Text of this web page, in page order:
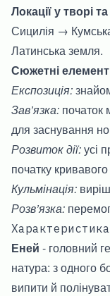
Локації у творі
Сицилія →
Латинська земля.
Сюжетні
Експозиція:
Зав’язка: початок
для заснування
Розвиток дії:усі
початку
Кульмінація:
Розв’язка:
Еней - головний
натура: з одного
випити й